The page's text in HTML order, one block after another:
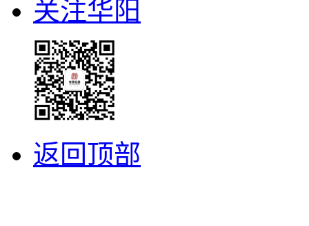
关注华阳
返回顶部